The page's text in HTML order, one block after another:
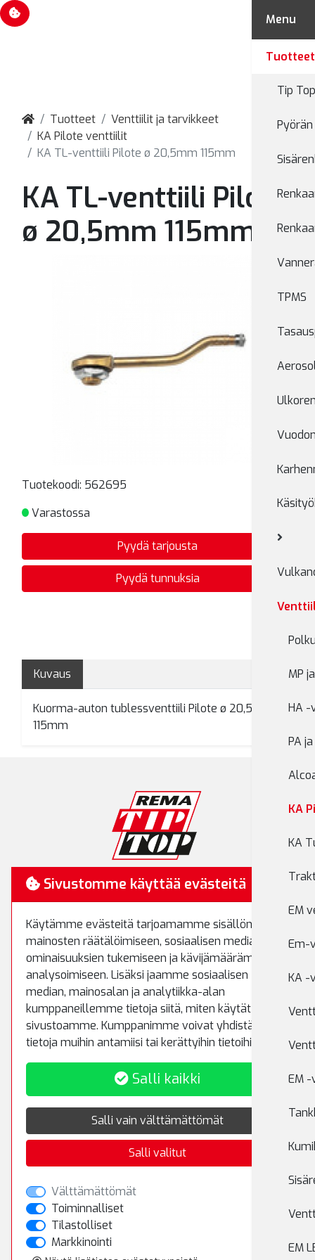
Tuotteet
Venttiilit ja tarvikkeet
KA Pilote venttiilit
KA TL-venttiili Pilote ø 20,5mm 115mm
KA TL-venttiili Pilote
ø 20,5mm 115mm
Tuotekoodi: 562695
Varastossa
Pyydä tarjousta
Pyydä tunnuksia
Kuvaus
Kuorma-auton tublessventtiili Pilote ø 20,5mm
115mm
RemaTipTop
01510 Vantaa
Puh.(09) 8700 520
Fax.(09) 8700 522
rematiptop@rematiptop.fi
Myynti ja varasto
Koivuhaantie 5
01510 Vantaa
Puh.(09) 8700 5233
Rekisteriseloste
Toimitusehdot
Menu
Tuotteet
Tip
TPMS
MP
HA
PA
KA
KA
EM
Em-
KA -
EM
EM
Evästevalinnat
Sivustomme käyttää evästeitä
Käytämme evästeitä tarjoamamme sisällön ja
mainosten räätälöimiseen, sosiaalisen median
ominaisuuksien tukemiseen ja kävijämäärämme
analysoimiseen. Lisäksi jaamme sosiaalisen
median, mainosalan ja analytiikka-alan
kumppaneillemme tietoja siitä, miten käytät
sivustoamme. Kumppanimme voivat yhdistää näitä
tietoja muihin antamiisi tai kerättyihin tietoihin.
Salli kaikki
Salli vain välttämättömät
Salli valitut
Välttämättömät
Toiminnalliset
Tilastolliset
Markkinointi